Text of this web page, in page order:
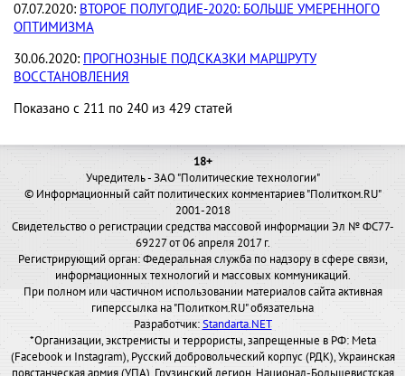
07.07.2020: ВТОРОЕ ПОЛУГОДИЕ-2020: БОЛЬШЕ УМЕРЕННОГО
ОПТИМИЗМА
30.06.2020: ПРОГНОЗНЫЕ ПОДСКАЗКИ МАРШРУТУ
ВОССТАНОВЛЕНИЯ
Показано с 211 по 240 из 429 статей
18+
Учредитель - ЗАО "Политические технологии"
© Информационный сайт политических комментариев "Политком.RU"
2001-2018
Свидетельство о регистрации средства массовой информации Эл № ФС77-
69227 от 06 апреля 2017 г.
Регистрирующий орган: Федеральная служба по надзору в сфере связи,
информационных технологий и массовых коммуникаций.
При полном или частичном использовании материалов сайта активная
гиперссылка на "Политком.RU" обязательна
Разработчик:Standarta.NET
*Организации, экстремисты и террористы, запрещенные в РФ: Meta
(Facebook и Instagram), Русский добровольческий корпус (РДК), Украинская